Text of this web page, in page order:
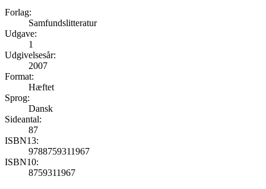
Forlag:
Samfundslitteratur
Udgave:
1
Udgivelsesår:
2007
Format:
Hæftet
Sprog:
Dansk
Sideantal:
87
ISBN13:
9788759311967
ISBN10:
8759311967